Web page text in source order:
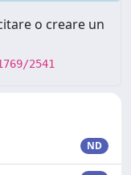
o creare un
2541
ND